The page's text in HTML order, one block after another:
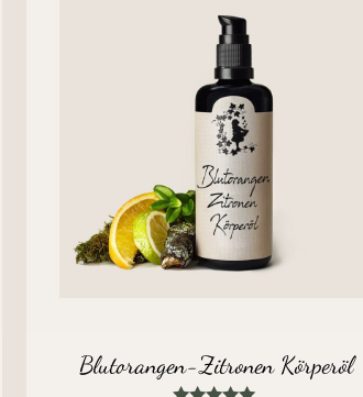
Blutorangen-Zitronen Körperöl